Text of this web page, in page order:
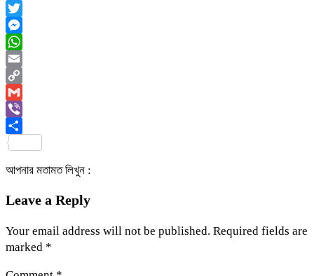
Facebook
Twitter
Messenger
WhatsApp
Email
Copy
Link
Gmail
Viber
আপনার মতামত লিখুন :
Leave a Reply
Your email address will not be published. Required fields are
marked *